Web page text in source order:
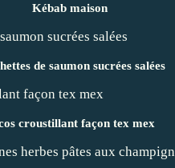
Kébab maison
de saumon sucrées salées
croustillant façon tex mex